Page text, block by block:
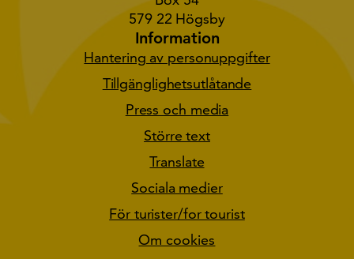
579 22 Högsby
Information
Hantering av personuppgifter
Tillgänglighetsutlåtande
Press och media
Större text
Translate
Sociala medier
För turister/for tourist
Om cookies